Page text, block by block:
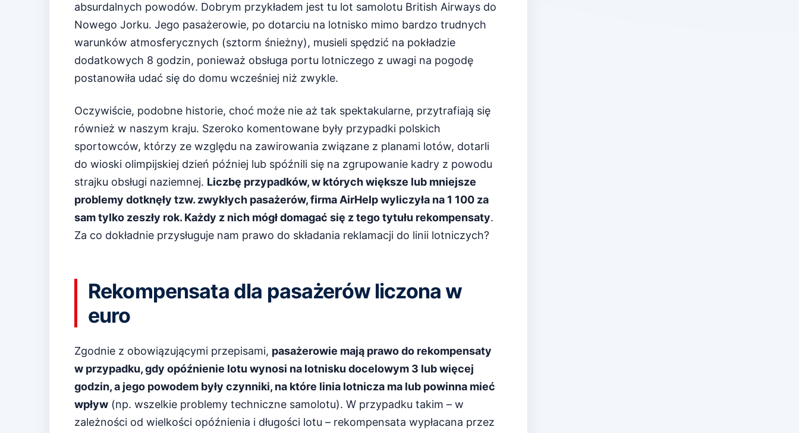
absurdalnych powodów. Dobrym przykładem jest tu lot samolotu British Airways do
Nowego Jorku. Jego pasażerowie, po dotarciu na lotnisko mimo bardzo trudnych
warunków atmosferycznych (sztorm śnieżny), musieli spędzić na pokładzie
dodatkowych 8 godzin, ponieważ obsługa portu lotniczego z uwagi na pogodę
postanowiła udać się do domu wcześniej niż zwykle.
Oczywiście, podobne historie, choć może nie aż tak spektakularne, przytrafiają się
również w naszym kraju. Szeroko komentowane były przypadki polskich
sportowców, którzy ze względu na zawirowania związane z planami lotów, dotarli
do wioski olimpijskiej dzień później lub spóźnili się na zgrupowanie kadry z powodu
strajku obsługi naziemnej. Liczbę przypadków, w których większe lub mniejsze
problemy dotknęły tzw. zwykłych pasażerów, firma AirHelp wyliczyła na 1 100 za
sam tylko zeszły rok. Każdy z nich mógł domagać się z tego tytułu rekompensaty.
Za co dokładnie przysługuje nam prawo do składania reklamacji do linii lotniczych?
Rekompensata dla pasażerów liczona w
euro
Zgodnie z obowiązującymi przepisami, pasażerowie mają prawo do rekompensaty
w przypadku, gdy opóźnienie lotu wynosi na lotnisku docelowym 3 lub więcej
godzin, a jego powodem były czynniki, na które linia lotnicza ma lub powinna mieć
wpływ (np. wszelkie problemy techniczne samolotu). W przypadku takim – w
zależności od wielkości opóźnienia i długości lotu – rekompensata wypłacana przez